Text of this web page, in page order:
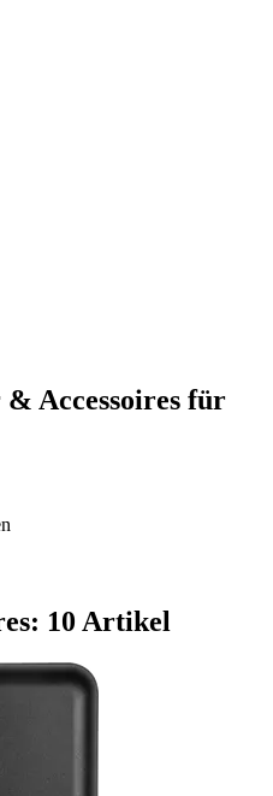
Accessoires für
10 Artikel